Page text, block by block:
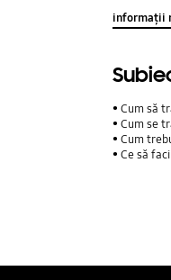
informații
Cum să
Cum se
Cum
Ce să